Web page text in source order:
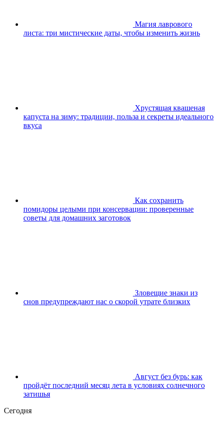
Магия лаврового
листа: три мистические даты, чтобы изменить жизнь
Хрустящая квашеная
капуста на зиму: традиции, польза и секреты идеального
вкуса
Как сохранить
помидоры целыми при консервации: проверенные
советы для домашних заготовок
Зловещие знаки из
снов предупреждают нас о скорой утрате близких
Август без бурь: как
пройдёт последний месяц лета в условиях солнечного
затишья
Сегодня